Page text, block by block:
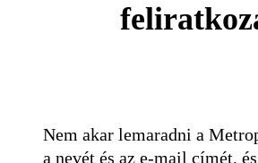
Nem akar lemaradni a
a nevét és az e-mail címét,